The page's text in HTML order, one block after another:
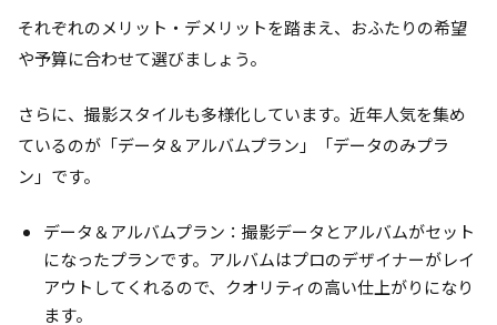
それぞれのメリット・デメリットを踏まえ、おふたりの希望
や予算に合わせて選びましょう。
さらに、撮影スタイルも多様化しています。近年人気を集め
ているのが「データ＆アルバムプラン」「データのみプラ
ン」です。
データ＆アルバムプラン：撮影データとアルバムがセット
になったプランです。アルバムはプロのデザイナーがレイ
アウトしてくれるので、クオリティの高い仕上がりになり
ます。